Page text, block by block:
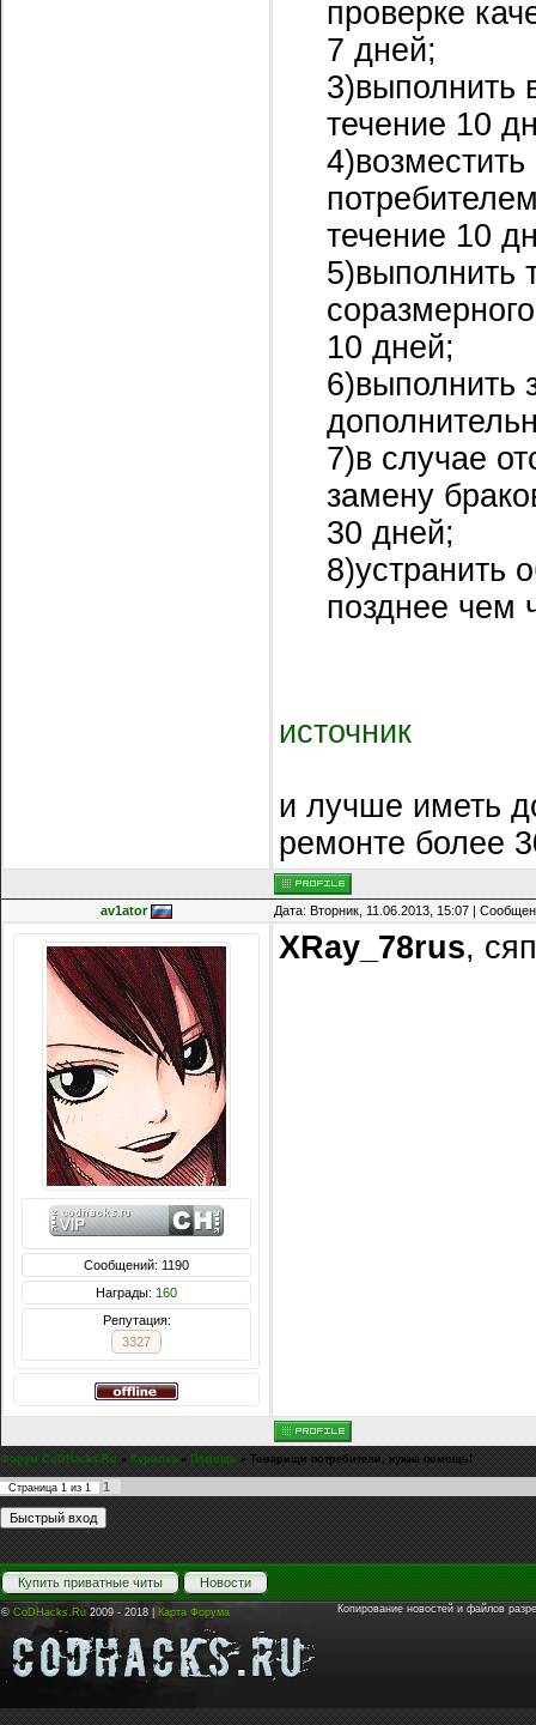
проверке
7 дней;
3)выполнить
течение 10
течение 10
5)выполнить
10 дней;
6)выполнить
7)в случае
замену
30 дней;
8)устранить
позднее чем
источник
и лучше иметь
ремонте более
av1ator Дата: Вторник, 11.06.2013, 15:07 |
Сообщений: 1190
Награды: 160
Репутация:
3327
XRay_78rus,
Форум CoDHacks.Ru » Курилка » Помощь » Товарищи потребители, нужна помощь!
Страница 1 из 1 1
Купить приватные читы Новости
© CoDHacks.Ru 2009 - 2018 | Карта Форума Копирование новостей и файлов